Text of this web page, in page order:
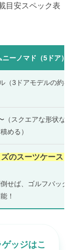
目安スペック表
ニーノマド（5ドア）
（3ドアモデルの約
（スクエアな形状な
める）
のスーツケース ×
せば、ゴルフバッグ
！
ッジはこ